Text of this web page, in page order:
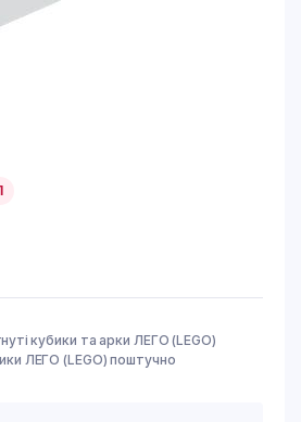
кубики та арки ЛЕГО (LEGO)
ЛЕГО (LEGO) поштучно